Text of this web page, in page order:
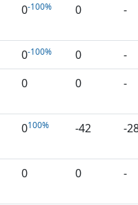
0-100% 0 -
0-100% 0
-
0 0 -
0100% -42 -
0 0 -